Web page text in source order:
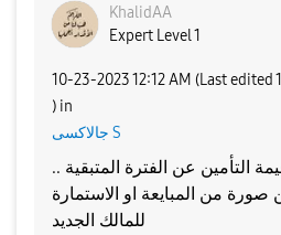
KhalidAA
Expert Level 1
‎10-23-202312:12 AM (Last edited
) in
جالاكسى S
التأمين عن الفترة المتبقية ..
من المبايعة او الاستمارة
للمالك الجديد